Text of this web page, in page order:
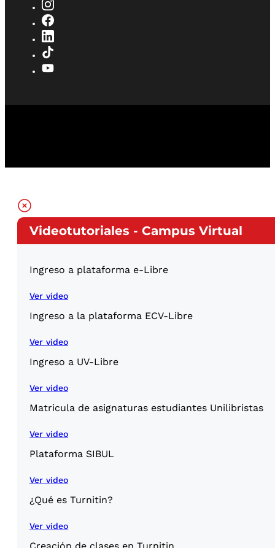
Videotutoriales - Campus Virtual
Ingreso a plataforma e-Libre
Ver video
Ingreso a la plataforma ECV-Libre
Ver video
Ingreso a UV-Libre
Ver video
Matricula de asignaturas estudiantes Unilibristas
Ver video
Plataforma SIBUL
Ver video
¿Qué es Turnitin?
Ver video